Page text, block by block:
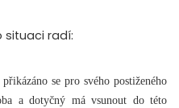
situaci radí:
se pro svého postiženého
a dotyčný má vsunout do této